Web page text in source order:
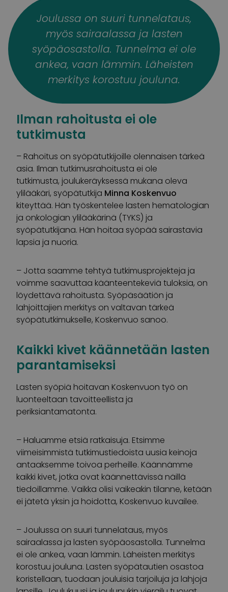
Joulussa on suuri tunnelataus,
myös sairaalassa ja lasten
syöpäosastolla. Tunnelma ei ole
ankea, vaan lämmin. Läheisten
merkitys korostuu jouluna.
Ilman rahoitusta ei ole
tutkimusta
– Rahoitus on syöpätutkijoille olennaisen tärkeä
asia. Ilman tutkimusrahoitusta ei ole
tutkimusta, joulukeräyksessä mukana oleva
ylilääkäri, syöpätutkija Minna Koskenvuo
kiteyttää. Hän työskentelee lasten hematologian
ja onkologian ylilääkärinä (TYKS) ja
syöpätutkijana. Hän hoitaa syöpää sairastavia
lapsia ja nuoria.
– Jotta saamme tehtyä tutkimusprojekteja ja
voimme saavuttaa käänteentekeviä tuloksia, on
löydettävä rahoitusta. Syöpäsäätiön ja
lahjoittajien merkitys on valtavan tärkeä
syöpätutkimukselle, Koskenvuo sanoo.
Kaikki kivet käännetään lasten
parantamiseksi
Lasten syöpiä hoitavan Koskenvuon työ on
luonteeltaan tavoitteellista ja
periksiantamatonta.
– Haluamme etsiä ratkaisuja. Etsimme
viimeisimmistä tutkimustiedoista uusia keinoja
antaaksemme toivoa perheille. Käännämme
kaikki kivet, jotka ovat käännettävissä näillä
tiedoillamme. Vaikka olisi vaikeakin tilanne, ketään
ei jätetä yksin ja hoidotta, Koskenvuo kuvailee.
– Joulussa on suuri tunnelataus, myös
sairaalassa ja lasten syöpäosastolla. Tunnelma
ei ole ankea, vaan lämmin. Läheisten merkitys
korostuu jouluna. Lasten syöpätautien osastoa
koristellaan, tuodaan jouluisia tarjoiluja ja lahjoja